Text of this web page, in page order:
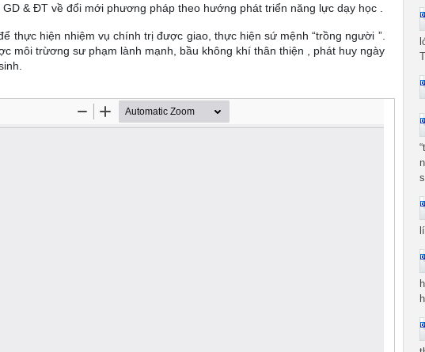
& ĐT về đổi mới phương pháp theo hướng phát triển năng lực dạy học .
thực hiện nhiệm vụ chính trị được giao, thực hiện sứ mệnh “trồng người ”.
môi trừơng sư phạm lành mạnh, bầu không khí thân thiện , phát huy ngày